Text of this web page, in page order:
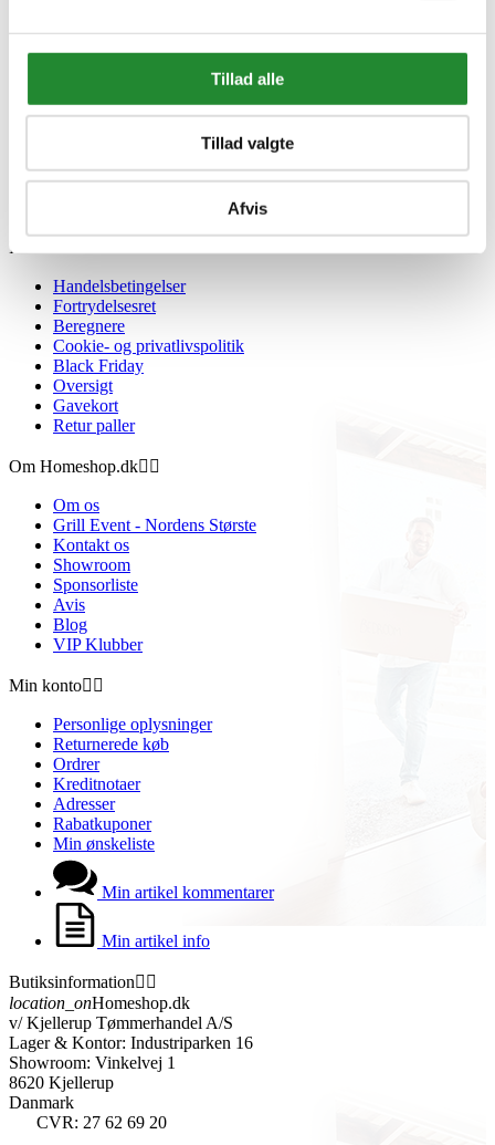
Tillad alle
Tillad valgte
Afvis
Information
Handelsbetingelser
Fortrydelsesret
Beregnere
Cookie- og privatlivspolitik
Black Friday
Oversigt
Gavekort
Retur paller
Om Homeshop.dk 
Om os
Grill Event - Nordens Største
Kontakt os
Showroom
Sponsorliste
Avis
Blog
VIP Klubber
Min konto 
Personlige oplysninger
Returnerede køb
Ordrer
Kreditnotaer
Adresser
Rabatkuponer
Min ønskeliste
Min artikel kommentarer
Min artikel info
Butiksinformation 
location_onHomeshop.dk
v/ Kjellerup Tømmerhandel A/S
Lager & Kontor: Industriparken 16
Showroom: Vinkelvej 1
8620 Kjellerup
Danmark
CVR: 27 62 69 20